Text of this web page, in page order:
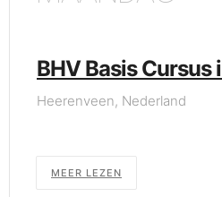
BHV Basis Cursus
Heerenveen, Nederland
MEER LEZEN